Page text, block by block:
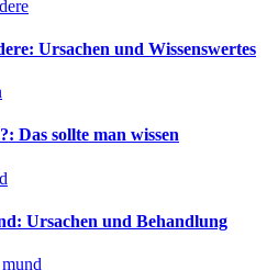
Ursachen und Wissenswertes
Das sollte man wissen
Ursachen und Behandlung